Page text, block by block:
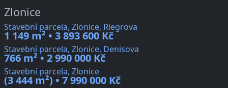
Zlonice
Stavební parcela, Zlonice, Riegrova
1 149 m² • 3 893 600 Kč
Stavební parcela, Zlonice, Denisova
766 m² • 2 990 000 Kč
Stavební parcela, Zlonice
(3 444 m²) • 7 990 000 Kč